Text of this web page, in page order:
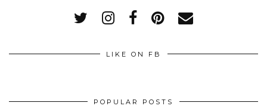
LIKE ON FB
POPULAR POSTS